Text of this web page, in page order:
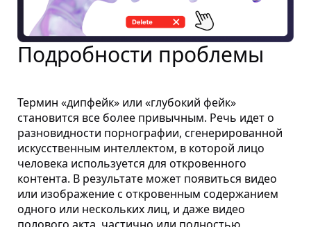
Подробности проблемы
Термин «дипфейк» или «глубокий фейк»
становится все более привычным. Речь идет о
разновидности порнографии, сгенерированной
искусственным интеллектом, в которой лицо
человека используется для откровенного
контента. В результате может появиться видео
или изображение с откровенным содержанием
одного или нескольких лиц, и даже видео